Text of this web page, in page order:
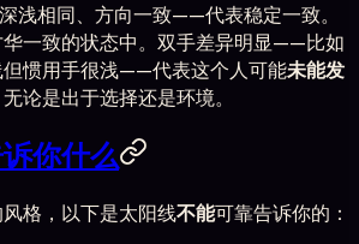
浅相同、方向一致——代表稳定一致。
一致的状态中。双手差异明显——比如
但惯用手很浅——代表这个人可能未能发
论是出于选择还是环境。
你什么
格，以下是太阳线不能可靠告诉你的：